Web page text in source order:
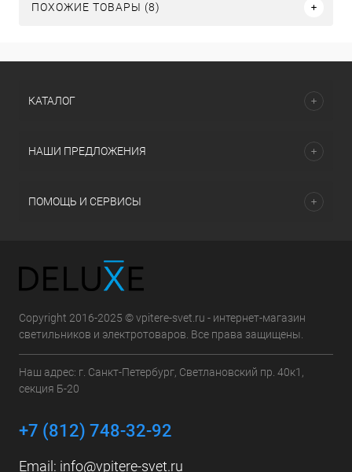
ПОХОЖИЕ ТОВАРЫ (8)
КАТАЛОГ
НАШИ ПРЕДЛОЖЕНИЯ
ПОМОЩЬ И СЕРВИСЫ
Copyright 2016-2025 © vpitere-svet.ru - интернет-магазин
светильников и электротоваров. Все права защищены.
Наш адрес: г. Санкт-Петербург, Светлановский пр. 40к1,
секция Б-20
+7 (812) 748-32-92
Email: info@vpitere-svet.ru